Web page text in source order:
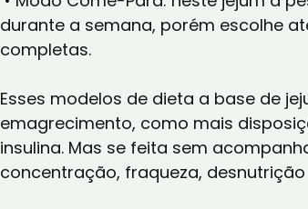
durante a semana, porém escolhe
completas.
Esses modelos de dieta a base de
emagrecimento, como mais
insulina. Mas se feita sem
concentração, fraqueza,